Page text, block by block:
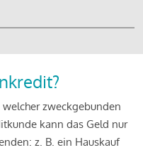
zweckgebunden
kann das Geld nur
z. B. ein Hauskauf